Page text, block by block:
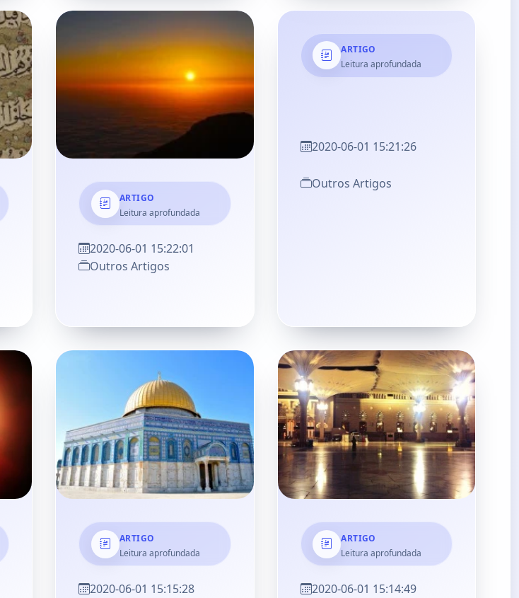
ARTIGO
Leitura aprofundada
2020-06-01 15:22:01
Outros Artigos
ARTIGO
Leitura aprofundada
2020-06-01 15:21:26
Outros Artigos
ARTIGO
Leitura aprofundada
2020-06-01 15:15:28
ARTIGO
Leitura aprofundada
2020-06-01 15:14:49